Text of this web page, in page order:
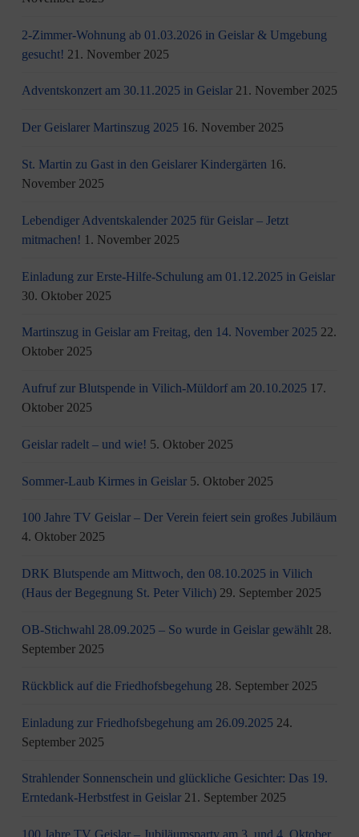
2-Zimmer-Wohnung ab 01.03.2026 in Geislar & Umgebung
gesucht! 21. November 2025
Adventskonzert am 30.11.2025 in Geislar 21. November 2025
Der Geislarer Martinszug 2025 16. November 2025
St. Martin zu Gast in den Geislarer Kindergärten 16.
November 2025
Lebendiger Adventskalender 2025 für Geislar – Jetzt
mitmachen! 1. November 2025
Einladung zur Erste-Hilfe-Schulung am 01.12.2025 in Geislar
30. Oktober 2025
Martinszug in Geislar am Freitag, den 14. November 2025 22.
Oktober 2025
Aufruf zur Blutspende in Vilich-Müldorf am 20.10.2025 17.
Oktober 2025
Geislar radelt – und wie! 5. Oktober 2025
Sommer-Laub Kirmes in Geislar 5. Oktober 2025
100 Jahre TV Geislar – Der Verein feiert sein großes Jubiläum
4. Oktober 2025
DRK Blutspende am Mittwoch, den 08.10.2025 in Vilich
(Haus der Begegnung St. Peter Vilich) 29. September 2025
OB-Stichwahl 28.09.2025 – So wurde in Geislar gewählt 28.
September 2025
Rückblick auf die Friedhofsbegehung 28. September 2025
Einladung zur Friedhofsbegehung am 26.09.2025 24.
September 2025
Strahlender Sonnenschein und glückliche Gesichter: Das 19.
Erntedank-Herbstfest in Geislar 21. September 2025